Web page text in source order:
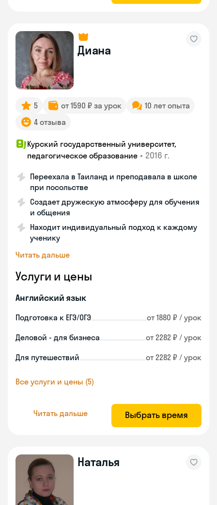
Диана
5 от 1590 ₽ за урок
10 лет опыта
4 отзыва
Курский государственный университет,
педагогическое образование • 2016 г.
Переехала в Таиланд и преподавала в школе
при посольстве
Создает дружескую атмосферу для обучения
и общения
Находит индивидуальный подход к каждому
ученику
Читать дальше
Услуги и цены
Английский язык
Подготовка к ЕГЭ/ОГЭ от 1880 ₽ / урок
Деловой - для бизнеса от 2282 ₽ / урок
Для путешествий от 2282 ₽ / урок
Все услуги и цены (5)
Читать дальше Выбрать время
Наталья